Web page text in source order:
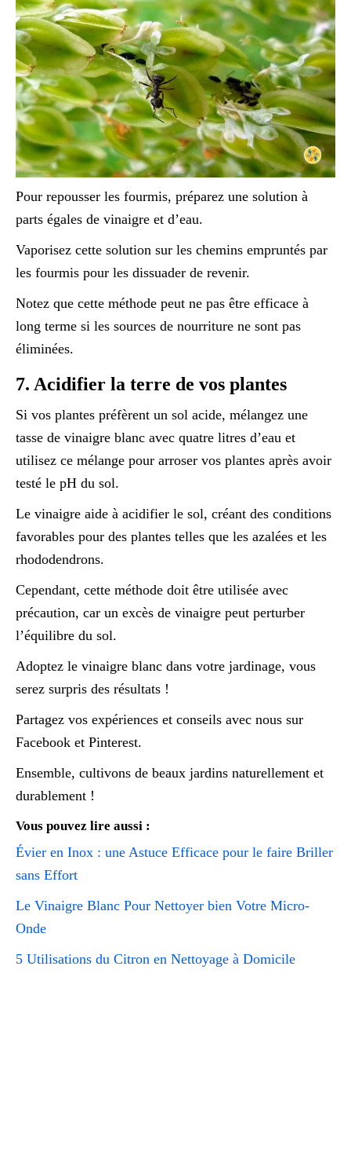
Pour repousser les fourmis, préparez une solution à
parts égales de vinaigre et d’eau.
Vaporisez cette solution sur les chemins empruntés par
les fourmis pour les dissuader de revenir.
Notez que cette méthode peut ne pas être efficace à
long terme si les sources de nourriture ne sont pas
éliminées.
7. Acidifier la terre de vos plantes
Si vos plantes préfèrent un sol acide, mélangez une
tasse de vinaigre blanc avec quatre litres d’eau et
utilisez ce mélange pour arroser vos plantes après avoir
testé le pH du sol.
Le vinaigre aide à acidifier le sol, créant des conditions
favorables pour des plantes telles que les azalées et les
rhododendrons.
Cependant, cette méthode doit être utilisée avec
précaution, car un excès de vinaigre peut perturber
l’équilibre du sol.
Adoptez le vinaigre blanc dans votre jardinage, vous
serez surpris des résultats !
Partagez vos expériences et conseils avec nous sur
Facebook et Pinterest.
Ensemble, cultivons de beaux jardins naturellement et
durablement !
Vous pouvez lire aussi :
Évier en Inox : une Astuce Efficace pour le faire Briller
sans Effort
Le Vinaigre Blanc Pour Nettoyer bien Votre Micro-
Onde
5 Utilisations du Citron en Nettoyage à Domicile